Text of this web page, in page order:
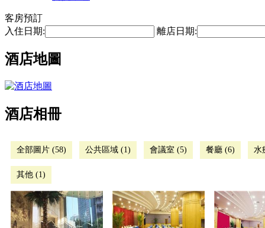
客房預訂
入住日期:
離店日期:
酒店地圖
酒店相冊
全部圖片 (58) 公共區域 (1) 會議室 (5) 餐廳 (6) 水
其他 (1)